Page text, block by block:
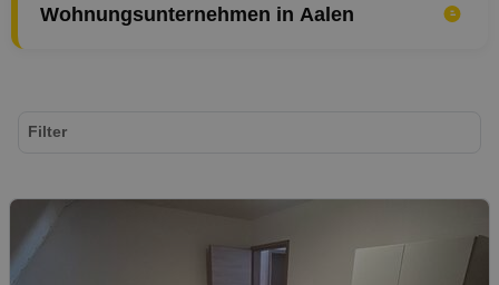
Wohnungsunternehmen in Aalen
Filter